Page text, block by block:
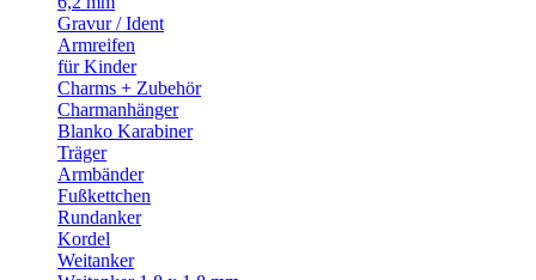
Gravur / Ident
Armreifen
für Kinder
Charms + Zubehör
Charmanhänger
Blanko Karabiner
Träger
Armbänder
Fußkettchen
Rundanker
Kordel
Weitanker